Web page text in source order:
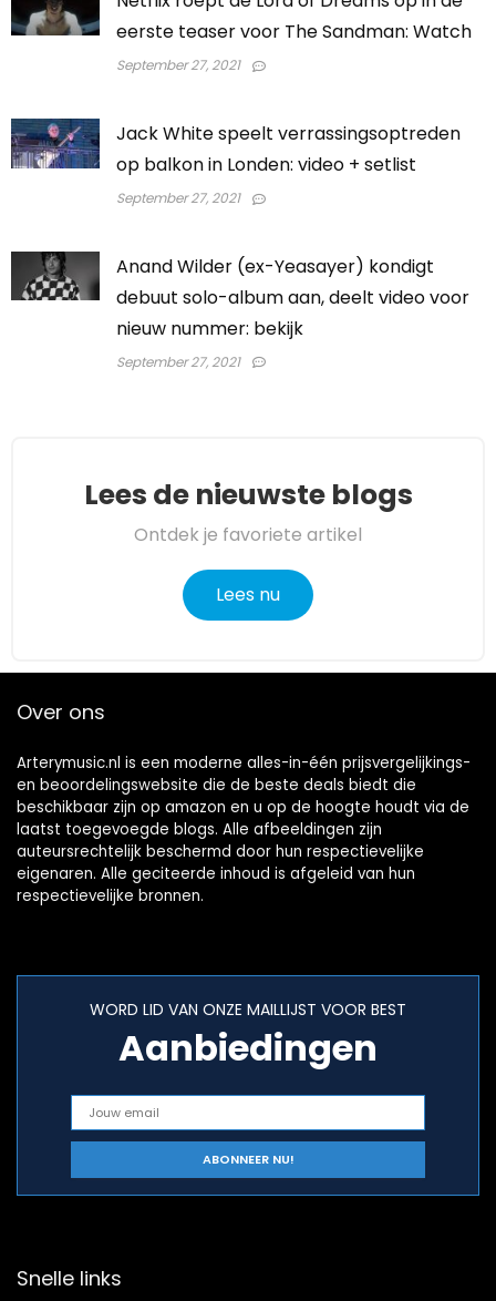
eerste teaser voor The Sandman: Watch
September 27, 2021
Jack White speelt verrassingsoptreden
op balkon in Londen: video + setlist
September 27, 2021
Anand Wilder (ex-Yeasayer) kondigt
debuut solo-album aan, deelt video voor
nieuw nummer: bekijk
September 27, 2021
Lees de nieuwste blogs
Ontdek je favoriete artikel
Lees nu
Over ons
Arterymusic.nl is een moderne alles-in-één prijsvergelijkings-
en beoordelingswebsite die de beste deals biedt die
beschikbaar zijn op amazon en u op de hoogte houdt via de
laatst toegevoegde blogs. Alle afbeeldingen zijn
auteursrechtelijk beschermd door hun respectievelijke
eigenaren. Alle geciteerde inhoud is afgeleid van hun
respectievelijke bronnen.
WORD LID VAN ONZE MAILLIJST VOOR BEST
Aanbiedingen
Snelle links